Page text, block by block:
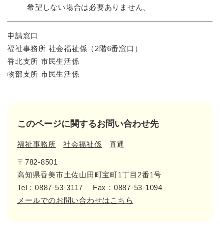
希望しない場合は必要ありません。
申請窓口
福祉事務所 社会福祉係（2階6番窓口）
香北支所 市民生活係
物部支所 市民生活係
このページに関するお問い合わせ先
福祉事務所 社会福祉係 直通
〒782-8501
高知県香美市土佐山田町宝町1丁目2番1号
Tel：0887-53-3117
Fax：0887-53-1094
メールでのお問い合わせはこちら